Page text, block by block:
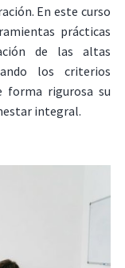
En este curso
prácticas
de las altas
los criterios
forma rigurosa su
integral.